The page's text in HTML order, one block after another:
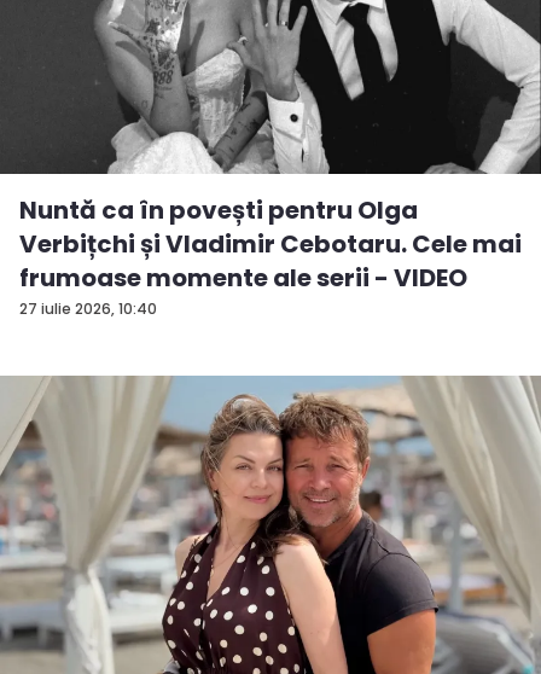
27 iulie 2026, 10:40
Nuntă ca în povești pentru Olga
Verbițchi și Vladimir Cebotaru. Cele mai
frumoase momente ale serii - VIDEO